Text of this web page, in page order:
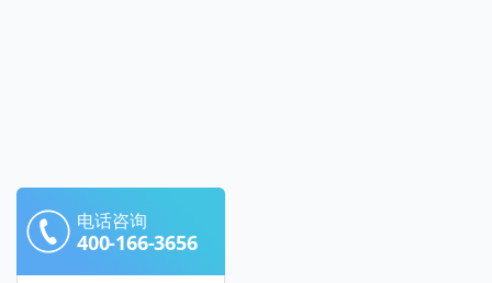
电话咨询
400-166-3656